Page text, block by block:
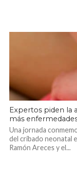
Expertos piden la
más
Una jornada
del cribado neonatal
Ramón Areces y el...